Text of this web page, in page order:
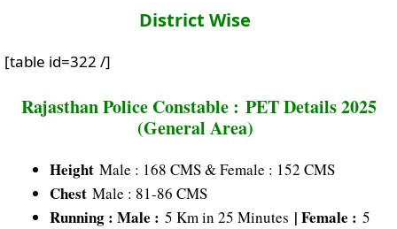
District Wise
[table id=322 /]
Rajasthan Police Constable : PET Details 2025
(General Area)
Height Male : 168 CMS & Female : 152 CMS
Chest Male : 81-86 CMS
Running : Male : 5 Km in 25 Minutes | Female : 5